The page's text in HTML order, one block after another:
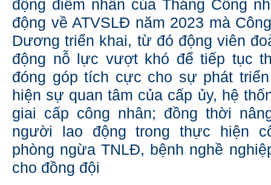
động điểm nhấn của Tháng Công
động về ATVSLĐ năm 2023 mà
Dương triển khai, từ đó động viên
động nỗ lực vượt khó để tiếp tục
đóng góp tích cực cho sự phát
hiện sự quan tâm của cấp ủy, hệ
giai cấp công nhân; đồng thời
người lao động trong thực hiện
phòng ngừa TNLĐ, bệnh nghề
cho đồng đội